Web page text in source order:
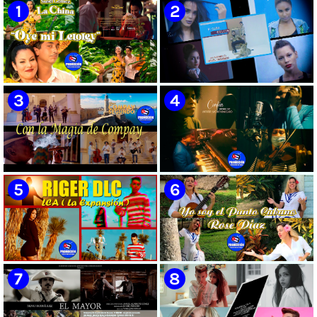
🟡 Susel Gómez (La China) ||
¨Oye Mi Leloley¨ || Director:
Onelio Jesús Larralde González
|| Música popular bailable
cubana || Videoclip || CUBA
🟡 F-CUBA - ¨Solita¨ -
Videoclip - Director: Asiel
Babastro
🟡 Grupo Compay Segundo ||
¨Con La Magia de Compay¨ ||
Música popular tradicional
cubana || Videoclip || CUBA
🟡 María Montenegro -
¨Confía¨ 📺 Videoclip. CUBA